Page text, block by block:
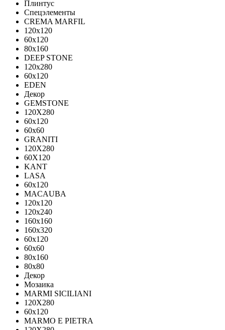
Плинтус
Спецэлементы
CREMA MARFIL
120x120
60x120
80x160
DEEP STONE
120х280
60х120
EDEN
Декор
GEMSTONE
120X280
60x120
60x60
GRANITI
120X280
60X120
KANT
LASA
60x120
MACAUBA
120x120
120x240
160x160
160x320
60x120
60x60
80x160
80x80
Декор
Мозаика
MARMI SICILIANI
120Х280
60x120
MARMO E PIETRA